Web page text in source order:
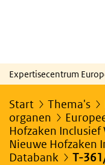
Expertisecentrum
Start Thema's
organen
Hofzaken
Nieuwe Hofzaken
Databank
T-